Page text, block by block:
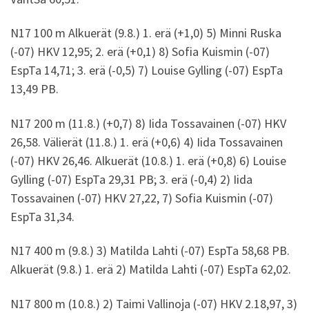
N17 100 m Alkuerät (9.8.) 1. erä (+1,0) 5) Minni Ruska
(-07) HKV 12,95; 2. erä (+0,1) 8) Sofia Kuismin (-07)
EspTa 14,71; 3. erä (-0,5) 7) Louise Gylling (-07) EspTa
13,49 PB.
N17 200 m (11.8.) (+0,7) 8) Iida Tossavainen (-07) HKV
26,58. Välierät (11.8.) 1. erä (+0,6) 4) Iida Tossavainen
(-07) HKV 26,46. Alkuerät (10.8.) 1. erä (+0,8) 6) Louise
Gylling (-07) EspTa 29,31 PB; 3. erä (-0,4) 2) Iida
Tossavainen (-07) HKV 27,22, 7) Sofia Kuismin (-07)
EspTa 31,34.
N17 400 m (9.8.) 3) Matilda Lahti (-07) EspTa 58,68 PB.
Alkuerät (9.8.) 1. erä 2) Matilda Lahti (-07) EspTa 62,02.
N17 800 m (10.8.) 2) Taimi Vallinoja (-07) HKV 2.18,97, 3)